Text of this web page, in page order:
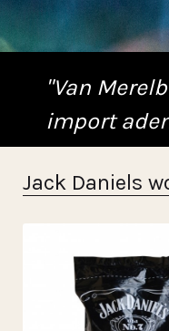
"Van
import
Jack Daniels